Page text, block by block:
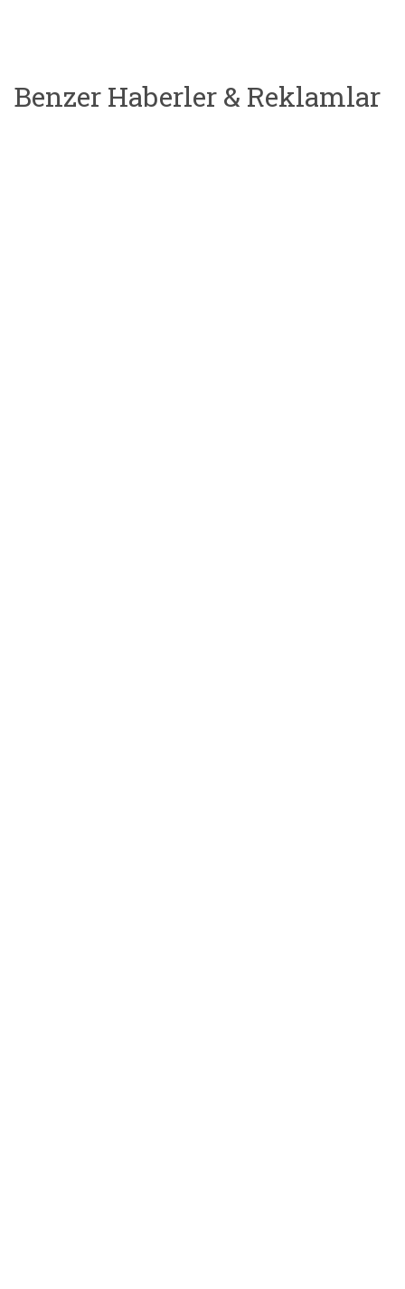
Benzer Haberler & Reklamlar